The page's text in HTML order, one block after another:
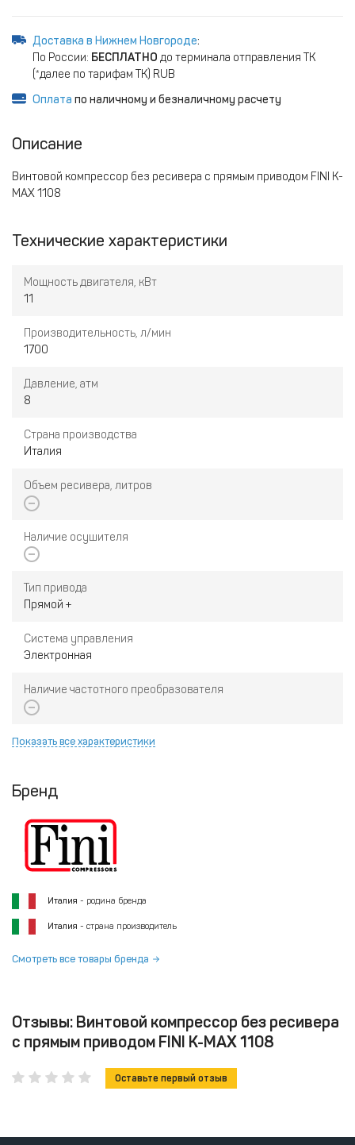
Доставка в Нижнем Новгороде:
По России: БЕСПЛАТНО до терминала отправления ТК
(*далее по тарифам ТК) RUB
Оплата по наличному и безналичному расчету
Описание
Винтовой компрессор без ресивера с прямым приводом FINI K-
MAX 1108
Технические характеристики
Мощность двигателя, кВт
11
Производительность, л/мин
1700
Давление, атм
8
Страна производства
Италия
Объем ресивера, литров
Наличие осушителя
Тип привода
Прямой +
Система управления
Электронная
Наличие частотного преобразователя
Показать все характеристики
Бренд
Италия - родина бренда
Италия - страна производитель
Смотреть все товары бренда
Отзывы: Винтовой компрессор без ресивера
с прямым приводом FINI K-MAX 1108
Оставьте первый отзыв